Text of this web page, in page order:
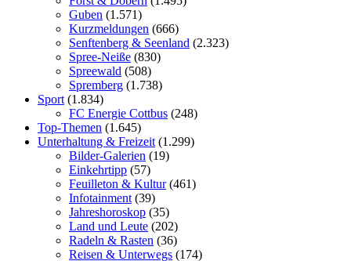
Guben (1.571)
Kurzmeldungen (666)
Senftenberg & Seenland (2.323)
Spree-Neiße (830)
Spreewald (508)
Spremberg (1.738)
Sport (1.834)
FC Energie Cottbus (248)
Top-Themen (1.645)
Unterhaltung & Freizeit (1.299)
Bilder-Galerien (19)
Einkehrtipp (57)
Feuilleton & Kultur(461)
Infotainment (39)
Jahreshoroskop (35)
Land und Leute (202)
Radeln & Rasten (36)
Reisen & Unterwegs (174)